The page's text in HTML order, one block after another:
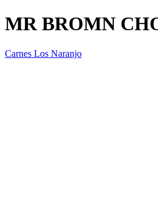
MR BROMN
Carnes Los Naranjo